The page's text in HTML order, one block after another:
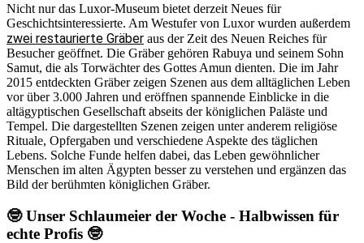
Nicht nur das Luxor-Museum bietet derzeit Neues für
Geschichtsinteressierte. Am Westufer von Luxor wurden außerdem
zwei restaurierte Gräber aus der Zeit des Neuen Reiches für
Besucher geöffnet. Die Gräber gehören Rabuya und seinem Sohn
Samut, die als Torwächter des Gottes Amun dienten. Die im Jahr
2015 entdeckten Gräber zeigen Szenen aus dem alltäglichen Leben
vor über 3.000 Jahren und eröffnen spannende Einblicke in die
altägyptischen Gesellschaft abseits der königlichen Paläste und
Tempel. Die dargestellten Szenen zeigen unter anderem religiöse
Rituale, Opfergaben und verschiedene Aspekte des täglichen
Lebens. Solche Funde helfen dabei, das Leben gewöhnlicher
Menschen im alten Ägypten besser zu verstehen und ergänzen das
Bild der berühmten königlichen Gräber.
🤓 Unser Schlaumeier der Woche - Halbwissen für
echte Profis 🤓